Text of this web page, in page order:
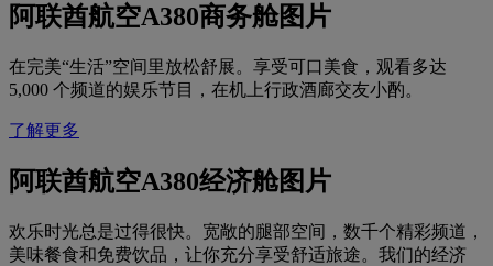
阿联酋航空A380商务舱图片
在完美“生活”空间里放松舒展。享受可口美食，观看多达
5,000 个频道的娱乐节目，在机上行政酒廊交友小酌。
了解更多
阿联酋航空A380经济舱图片
欢乐时光总是过得很快。宽敞的腿部空间，数千个精彩频道，
美味餐食和免费饮品，让你充分享受舒适旅途。我们的经济